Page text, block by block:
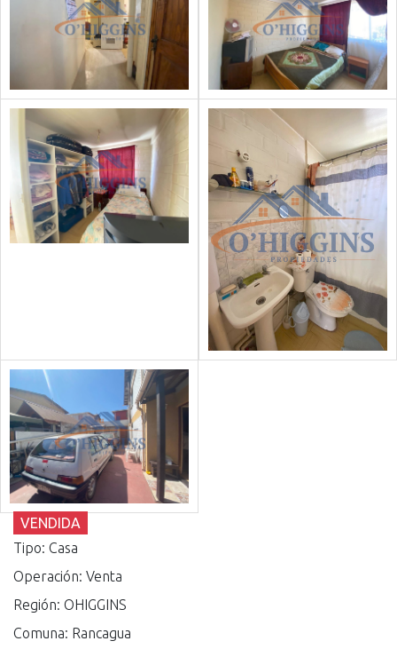
VENDIDA
Tipo: Casa
Operación: Venta
Región: OHIGGINS
Comuna: Rancagua